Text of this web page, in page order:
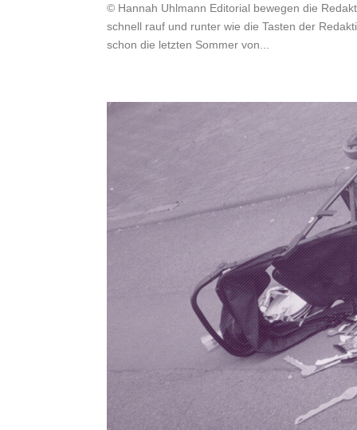
© Hannah Uhlmann Editorial bewegen die
schnell rauf und runter wie die Tasten der
schon die letzten Sommer von...